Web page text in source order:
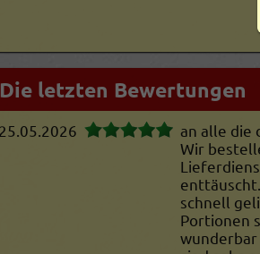
Die letzten Bewertungen
25.05.2026
an alle die
Wir
schnell
Portionen
wunderbar